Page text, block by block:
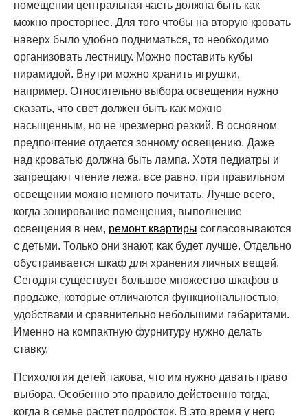
помещении центральная часть должна быть как
можно просторнее. Для того чтобы на вторую кровать
наверх было удобно подниматься, то необходимо
организовать лестницу. Можно поставить кубы
пирамидой. Внутри можно хранить игрушки,
например. Относительно выбора освещения нужно
сказать, что свет должен быть как можно
насыщенным, но не чрезмерно резкий. В основном
предпочтение отдается зонному освещению. Даже
над кроватью должна быть лампа. Хотя педиатры и
запрещают чтение лежа, все равно, при правильном
освещении можно немного почитать. Лучше всего,
когда зонирование помещения, выполнение
освещения в нем, ремонт квартиры согласовываются
с детьми. Только они знают, как будет лучше. Отдельно
обустраивается шкаф для хранения личных вещей.
Сегодня существует большое множество шкафов в
продаже, которые отличаются функциональностью,
удобствами и сравнительно небольшими габаритами.
Именно на компактную фурнитуру нужно делать
ставку.
Психология детей такова, что им нужно давать право
выбора. Особенно это правило действенно тогда,
когда в семье растет подросток. В это время у него